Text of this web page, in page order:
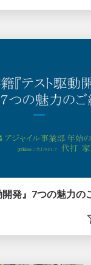
発』7つの魅力の